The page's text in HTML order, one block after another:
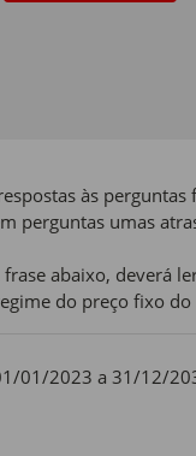
às perguntas
perguntas umas
abaixo, deverá
do preço fixo
01/2023 a 31/12/